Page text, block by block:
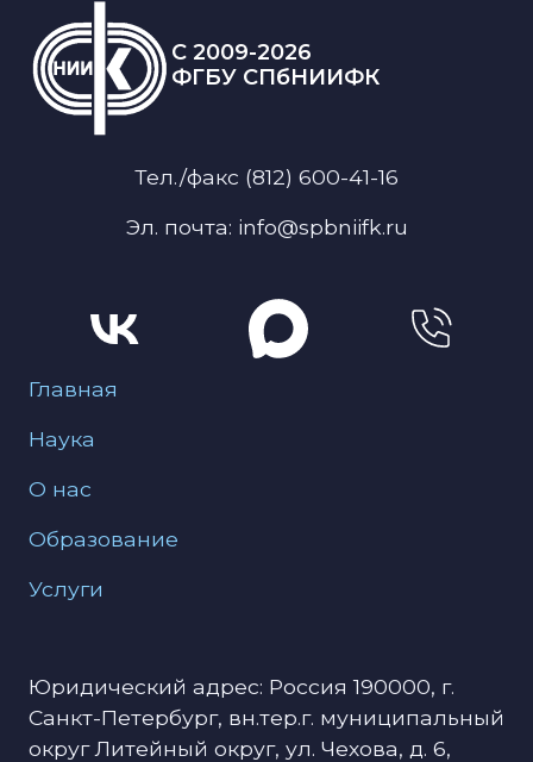
C 2009-2026
ФГБУ СПбНИИФК
Тел./факс (812) 600-41-16
Эл. почта: info@spbniifk.ru
Меню для подвала
Главная
Наука
О нас
Образование
Услуги
Юридический адрес: Россия 190000, г.
Санкт-Петербург, вн.тер.г. муниципальный
округ Литейный округ, ул. Чехова, д. 6,